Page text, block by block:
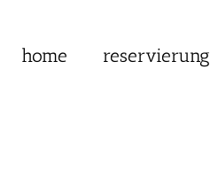
home reservierung